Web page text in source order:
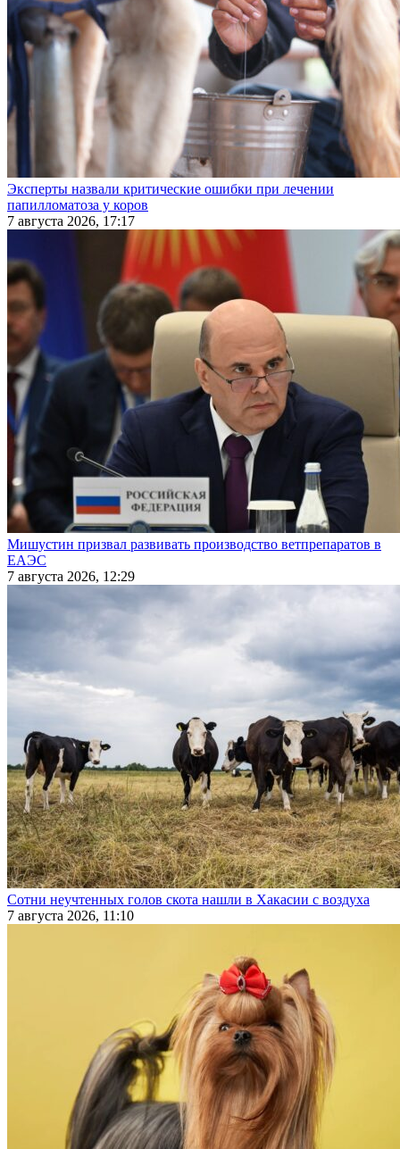
Эксперты назвали критические ошибки при лечении
папилломатоза у коров
7 августа 2026, 17:17
Мишустин призвал развивать производство ветпрепаратов в
ЕАЭС
7 августа 2026, 12:29
Сотни неучтенных голов скота нашли в Хакасии с воздуха
7 августа 2026, 11:10